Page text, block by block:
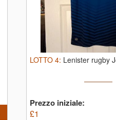
LOTTO 4: Lenister rugby
Prezzo iniziale:
£1